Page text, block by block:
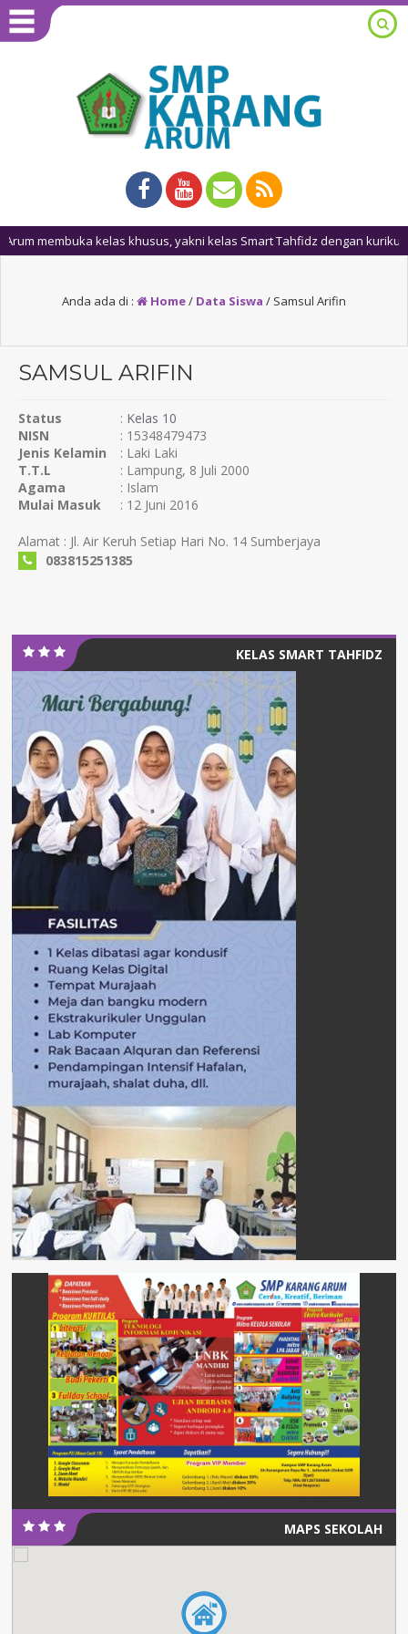
kelas khusus, yakni kelas Smart Tahfidz dengan kurikulum
Anda ada di : Home/ Data Siswa / Samsul Arifin
SAMSUL ARIFIN
Status : Kelas 10
NISN
: 15348479473
Jenis Kelamin
: Laki Laki
T.T.L
: Lampung, 8 Juli 2000
Agama
: Islam
Mulai Masuk
: 12 Juni 2016
Alamat : Jl. Air Keruh Setiap Hari No. 14 Sumberjaya
083815251385
KELAS SMART TAHFIDZ
MAPS SEKOLAH